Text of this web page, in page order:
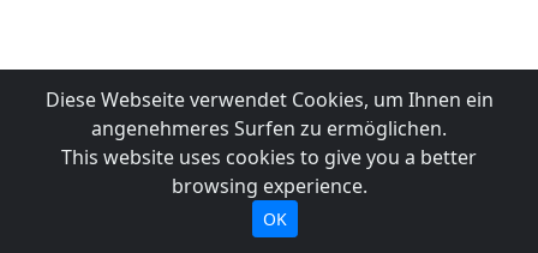
Diese Webseite verwendet Cookies, um Ihnen ein
angenehmeres Surfen zu ermöglichen.
This website uses cookies to give you a better
browsing experience.
OK